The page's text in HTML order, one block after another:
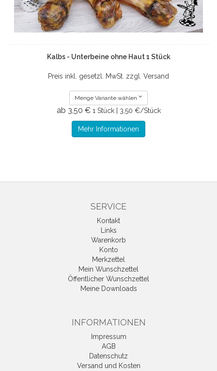
Kalbs - Unterbeine ohne Haut 1 Stück
Preis inkl. gesetzl. MwSt. zzgl. Versand
Menge Variante wählen
ab 3,50 € 1 Stück | 3,50 €/Stück
Mehr Informationen
SERVICE
Kontakt
Links
Warenkorb
Konto
Merkzettel
Mein Wunschzettel
Öffentlicher Wunschzettel
Meine Downloads
INFORMATIONEN
Impressum
AGB
Datenschutz
Versand und Kosten